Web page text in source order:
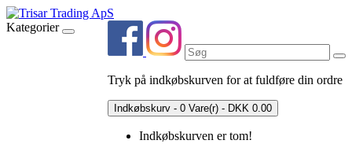
Tryk på indkøbskurven for at fuldføre din ordre
Indkøbskurv - 0 Vare(r) - DKK 0.00
Indkøbskurven er tom!
Kategorier